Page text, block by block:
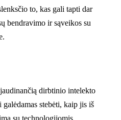
to, kas gali tapti dar
bendravimo ir sąveikos su
dirbtinio intelekto
stebėti, kaip jis iš
su technologijomis.